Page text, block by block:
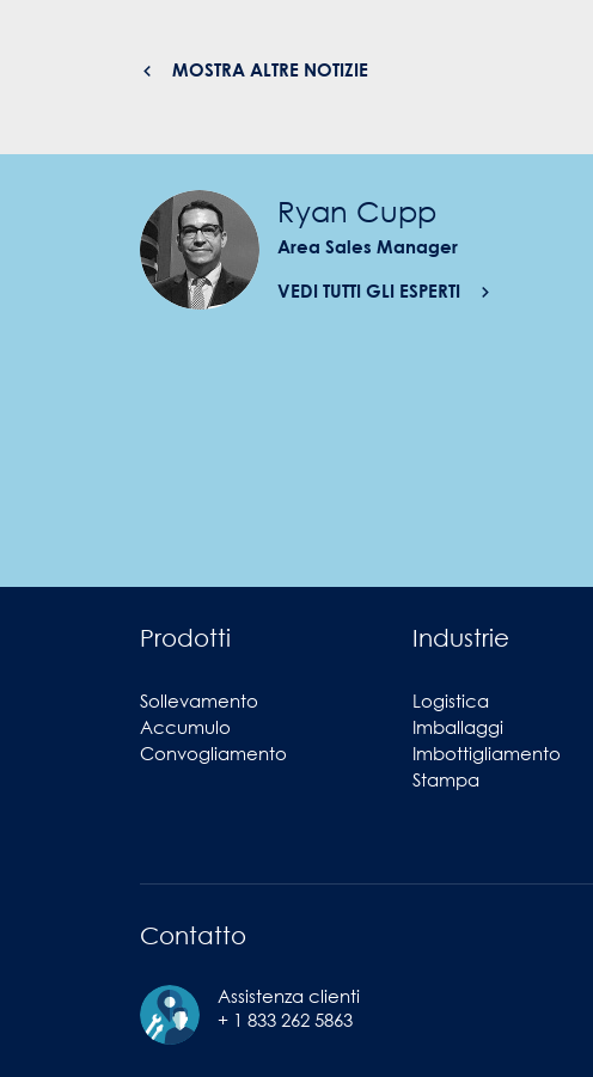
MOSTRA ALTRE NOTIZIE
Ryan Cupp
Area Sales Manager
VEDI TUTTI GLI ESPERTI
Prodotti
Sollevamento
Accumulo
Convogliamento
Industrie
Logistica
Imballaggi
Imbottigliamento
Stampa
Contatto
Assistenza clienti
+ 1 833 262 5863